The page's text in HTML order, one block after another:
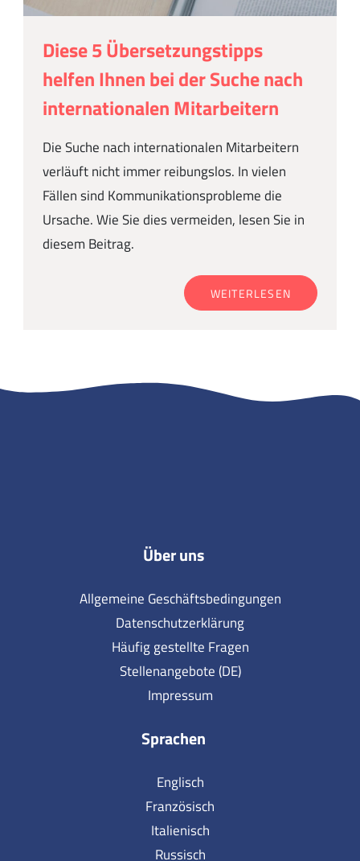
Diese 5 Übersetzungstipps
helfen Ihnen bei der Suche nach
internationalen Mitarbeitern
Die Suche nach internationalen Mitarbeitern
verläuft nicht immer reibungslos. In vielen
Fällen sind Kommunikationsprobleme die
Ursache. Wie Sie dies vermeiden, lesen Sie in
diesem Beitrag.
WEITERLESEN
Über uns
Allgemeine Geschäftsbedingungen
Datenschutzerklärung
Häufig gestellte Fragen
Stellenangebote (DE)
Impressum
Sprachen
Englisch
Französisch
Italienisch
Russisch